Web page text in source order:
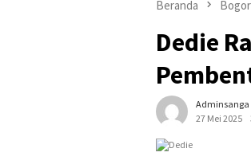
Beranda
Dedie
Adminsanga
27 Mei 2025